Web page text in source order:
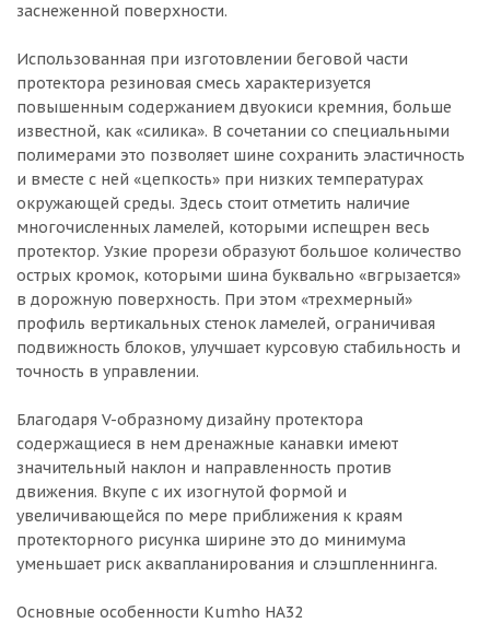
заснеженной поверхности.
Использованная при изготовлении беговой части
протектора резиновая смесь характеризуется
повышенным содержанием двуокиси кремния, больше
известной, как «силика». В сочетании со специальными
полимерами это позволяет шине сохранить эластичность
и вместе с ней «цепкость» при низких температурах
окружающей среды. Здесь стоит отметить наличие
многочисленных ламелей, которыми испещрен весь
протектор. Узкие прорези образуют большое количество
острых кромок, которыми шина буквально «вгрызается»
в дорожную поверхность. При этом «трехмерный»
профиль вертикальных стенок ламелей, ограничивая
подвижность блоков, улучшает курсовую стабильность и
точность в управлении.
Благодаря V-образному дизайну протектора
содержащиеся в нем дренажные канавки имеют
значительный наклон и направленность против
движения. Вкупе с их изогнутой формой и
увеличивающейся по мере приближения к краям
протекторного рисунка ширине это до минимума
уменьшает риск аквапланирования и слэшпленнинга.
Основные особенности Kumho HA32